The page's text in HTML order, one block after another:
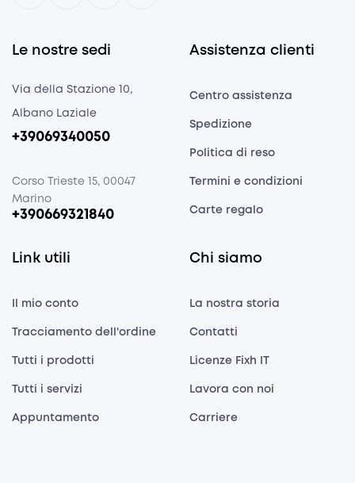
Le nostre sedi
Via della Stazione 10,
Albano Laziale
+39069340050
Corso Trieste 15, 00047
Marino
+390669321840
Assistenza clienti
Centro assistenza
Spedizione
Politica di reso
Termini e condizioni
Carte regalo
Link utili
Il mio conto
Tracciamento dell'ordine
Tutti i prodotti
Tutti i servizi
Appuntamento
Chi siamo
La nostra storia
Contatti
Licenze Fixh IT
Lavora con noi
Carriere